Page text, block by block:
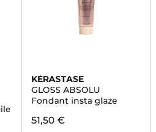
KÉRASTASE
GLOSS ABSOLU
Fondant insta glaze
51,50 €